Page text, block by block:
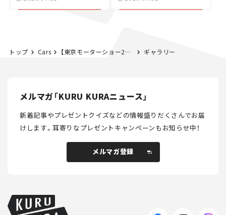
トップ Cars 【東京モーターショー2019】国内メーカーの見どころまとめ！ホンダ・スズキ・カワサキ編 ギャラリー
メルマガ「KURU KURAニュース」
新着記事やプレゼントクイズなどの情報盛りだくさんでお届
けします。耳寄りなプレゼントキャンペーンもお知らせ中！
メルマガ登録